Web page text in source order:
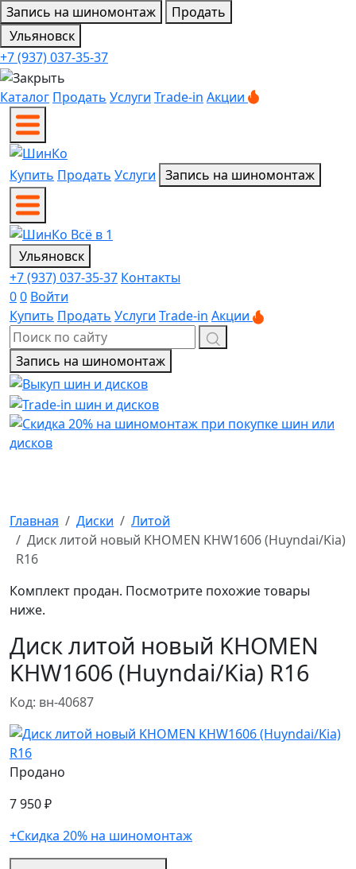
Запись на шиномонтаж
Продать
Ульяновск
+7 (937) 037-35-37
Каталог Продать Услуги Trade-in Акции
Купить Продать Услуги Запись на шиномонтаж
Ульяновск
+7 (937) 037-35-37 Контакты
00 Войти
Купить Продать Услуги Trade-in Акции
Запись на шиномонтаж
Главная Диски
Литой
Диск литой новый KHOMEN KHW1606 (Huyndai/Kia)
R16
Комплект продан. Посмотрите похожие товары
ниже.
Диск литой новый KHOMEN
KHW1606 (Huyndai/Kia) R16
Код: вн-40687
Продано
7 950 ₽
+Скидка 20% на шиномонтаж